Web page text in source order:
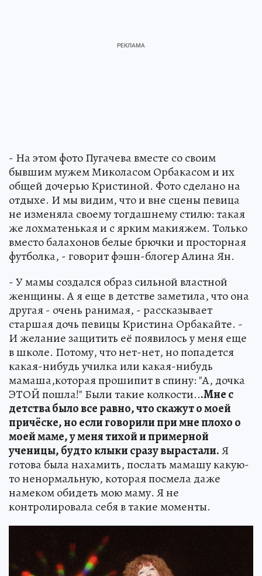
- На этом фото Пугачева вместе со своим
бывшим мужем Миколасом Орбакасом и их
общей дочерью Кристиной. Фото сделано на
отдыхе. И мы видим, что и вне сцены певица
не изменяла своему тогдашнему стилю: такая
же лохматенькая и с ярким макияжем. Только
вместо балахонов белые брючки и просторная
футболка, - говорит фэшн-блогер Алина Ян.
- У мамы создался образ сильной властной
женщины. А я еще в детстве заметила, что она
другая - очень ранимая, - рассказывает
старшая дочь певицы Кристина Орбакайте. -
И желание защитить её появилось у меня еще
в школе. Потому, что нет-нет, но попадется
какая-нибудь училка или какая-нибудь
мамаша,которая прошипит в спину: "А, дочка
ЭТОЙ пошла!" Были такие колкости...Мне с
детства было все равно, что скажут о моей
причёске, но если говорили при мне плохо о
моей маме, у меня тихой и примерной
ученицы, будто клыки сразу вырастали.Я
готова была нахамить, послать мамашу какую-
то ненормальную, которая посмела даже
намеком обидеть мою маму. Я не
контролировала себя в такие моменты.